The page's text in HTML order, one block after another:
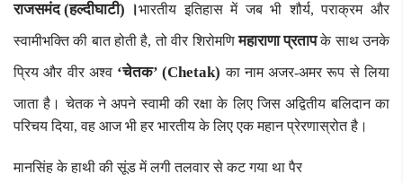
राजसमंद (हल्दीघाटी) ।भारतीय इतिहास में जब भी शौर्य, पराक्रम और
स्वामीभक्ति की बात होती है, तो वीर शिरोमणिमहाराणा प्रतापके साथ उनके
प्रिय और वीर अश्व ‘चेतक’ (Chetak) का नाम अजर-अमर रूप से लिया
जाता है। चेतक ने अपने स्वामी की रक्षा के लिए जिस अद्वितीय बलिदान का
परिचय दिया, वह आज भी हर भारतीय के लिए एक महान प्रेरणास्रोत है।
मानसिंह के हाथी की सूंड में लगी तलवार से कट गया था पैर